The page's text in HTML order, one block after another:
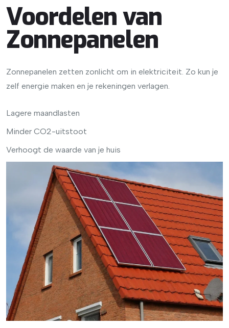
Voordelen van
Zonnepanelen
Zonnepanelen zetten zonlicht om in elektriciteit. Zo kun je
zelf energie maken en je rekeningen verlagen.
Lagere maandlasten
Minder CO2-uitstoot
Verhoogt de waarde van je huis